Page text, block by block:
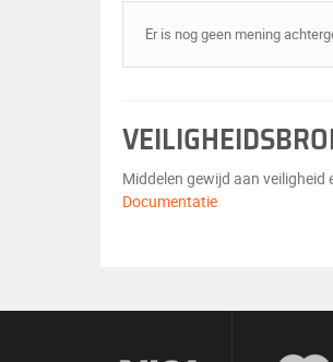
Er is nog geen mening
Middelen gewijd aan veiligheid
Documentatie